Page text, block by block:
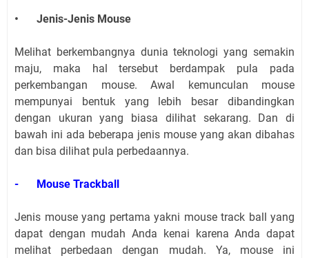
• Jenis-Jenis Mouse
Melihat berkembangnya dunia teknologi yang semakin
maju, maka hal tersebut berdampak pula pada
perkembangan mouse. Awal kemunculan mouse
mempunyai bentuk yang lebih besar dibandingkan
dengan ukuran yang biasa dilihat sekarang. Dan di
bawah ini ada beberapa jenis mouse yang akan dibahas
dan bisa dilihat pula perbedaannya.
- Mouse Trackball
Jenis mouse yang pertama yakni mouse track ball yang
dapat dengan mudah Anda kenai karena Anda dapat
melihat perbedaan dengan mudah. Ya, mouse ini